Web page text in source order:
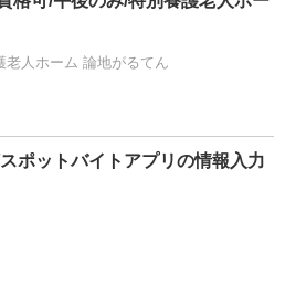
人ホーム 論地がるてん
ポットバイトアプリの情報入力